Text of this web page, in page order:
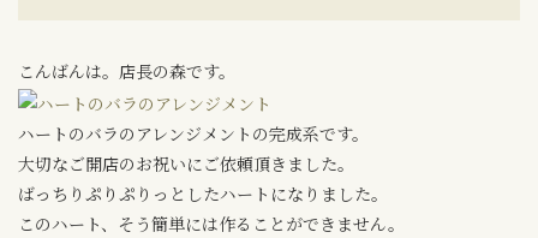
こんばんは。店長の森です。
ハートのバラのアレンジメントの完成系です。
大切なご開店のお祝いにご依頼頂きました。
ばっちりぷりぷりっとしたハートになりました。
このハート、そう簡単には作ることができません。